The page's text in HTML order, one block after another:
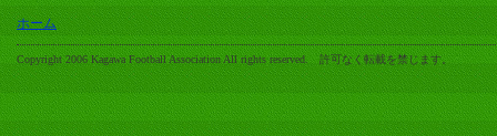
ホーム
Copyright 2006 Kagawa Football Association All rights reserved. 許可なく転載を禁じます。